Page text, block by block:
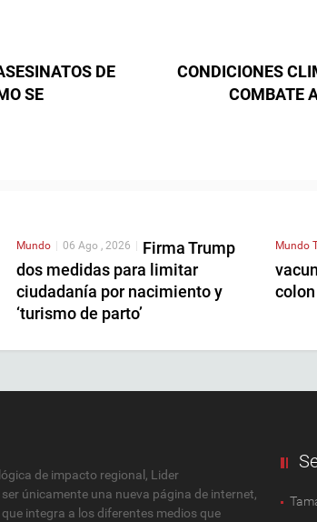
DE
SE
CONDICIONES
COMBATE
Mundo | 06 Ago , 2026 | Firma Trump
dos medidas para limitar
ciudadanía por nacimiento y
‘turismo de parto’
Mundo
de impacto regional, Lider
únicamente una nueva página de internet,
integra a los diferentes medios que